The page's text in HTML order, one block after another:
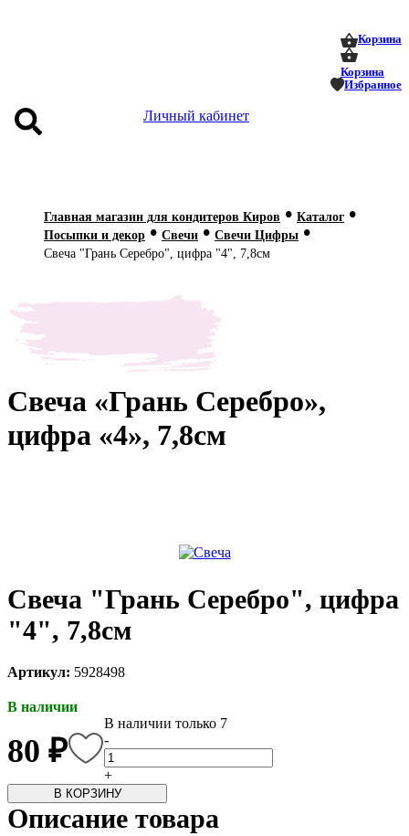
Корзина
Корзина
Избранное
Личный кабинет
оплата
О нас
Мастер-
классы
106
256-54-
Главная магазин для кондитеров Киров • Каталог •
Посыпки и декор • Свечи • Свечи Цифры •
Свеча "Грань Серебро", цифра "4", 7,8см
Свеча «Грань Серебро»,
цифра «4», 7,8см
Свеча "Грань Серебро", цифра
"4", 7,8см
Артикул: 5928498
В наличии
80 ₽
В наличии только 7
-
+
В КОРЗИНУ
Описание товара